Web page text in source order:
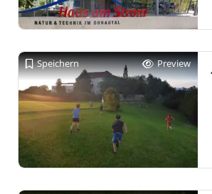
Speichern Preview